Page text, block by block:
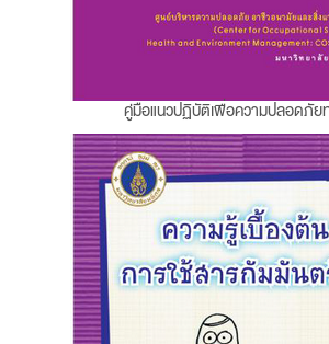
คู่มือแนวปฏิบัติเพื่อความปลอดภัย